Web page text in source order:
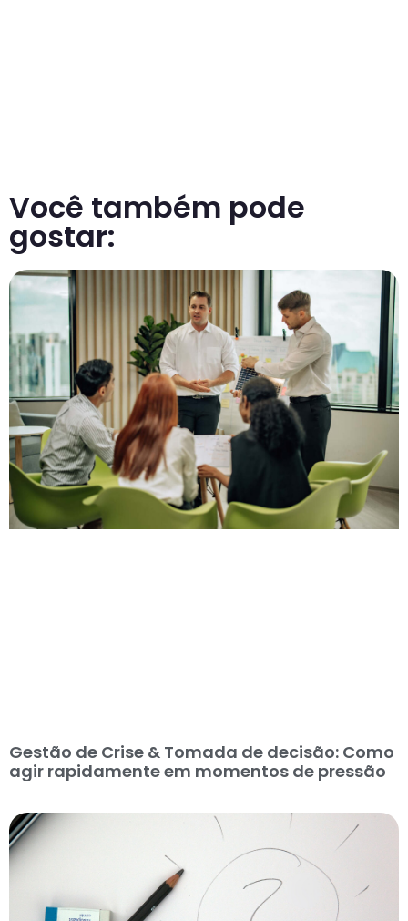
Você também pode
gostar:
Gestão de Crise & Tomada de decisão: Como
agir rapidamente em momentos de pressão